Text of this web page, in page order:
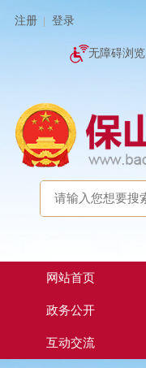
注册 登录
无障碍浏览
网站首页
政务公开
互动交流